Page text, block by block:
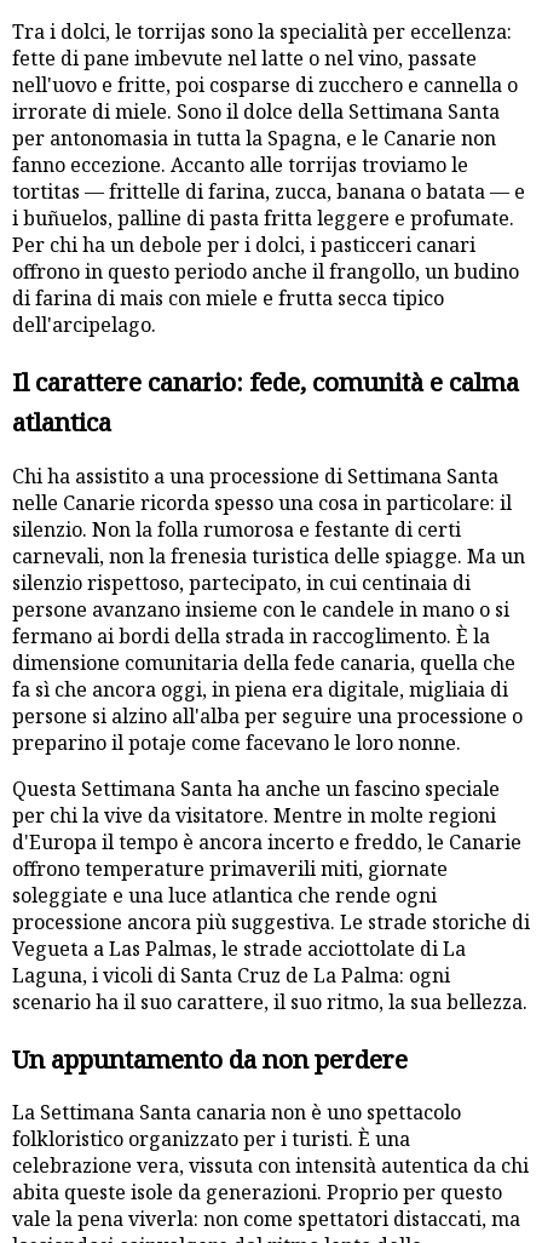
Tra i dolci, le torrijas sono la specialità per eccellenza:
fette di pane imbevute nel latte o nel vino, passate
nell'uovo e fritte, poi cosparse di zucchero e cannella o
irrorate di miele. Sono il dolce della Settimana Santa
per antonomasia in tutta la Spagna, e le Canarie non
fanno eccezione. Accanto alle torrijas troviamo le
tortitas — frittelle di farina, zucca, banana o batata — e
i buñuelos, palline di pasta fritta leggere e profumate.
Per chi ha un debole per i dolci, i pasticceri canari
offrono in questo periodo anche il frangollo, un budino
di farina di mais con miele e frutta secca tipico
dell'arcipelago.
Il carattere canario: fede, comunità e calma
atlantica
Chi ha assistito a una processione di Settimana Santa
nelle Canarie ricorda spesso una cosa in particolare: il
silenzio. Non la folla rumorosa e festante di certi
carnevali, non la frenesia turistica delle spiagge. Ma un
silenzio rispettoso, partecipato, in cui centinaia di
persone avanzano insieme con le candele in mano o si
fermano ai bordi della strada in raccoglimento. È la
dimensione comunitaria della fede canaria, quella che
fa sì che ancora oggi, in piena era digitale, migliaia di
persone si alzino all'alba per seguire una processione o
preparino il potaje come facevano le loro nonne.
Questa Settimana Santa ha anche un fascino speciale
per chi la vive da visitatore. Mentre in molte regioni
d'Europa il tempo è ancora incerto e freddo, le Canarie
offrono temperature primaverili miti, giornate
soleggiate e una luce atlantica che rende ogni
processione ancora più suggestiva. Le strade storiche di
Vegueta a Las Palmas, le strade acciottolate di La
Laguna, i vicoli di Santa Cruz de La Palma: ogni
scenario ha il suo carattere, il suo ritmo, la sua bellezza.
Un appuntamento da non perdere
La Settimana Santa canaria non è uno spettacolo
folkloristico organizzato per i turisti. È una
celebrazione vera, vissuta con intensità autentica da chi
abita queste isole da generazioni. Proprio per questo
vale la pena viverla: non come spettatori distaccati, ma